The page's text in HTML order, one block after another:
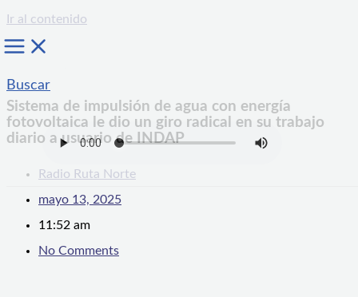
Ir al contenido
Buscar
Sistema de impulsión de agua con energía
fotovoltaica le dio un giro radical en su trabajo
diario a usuario de INDAP
Radio Ruta Norte
mayo 13, 2025
11:52 am
No Comments